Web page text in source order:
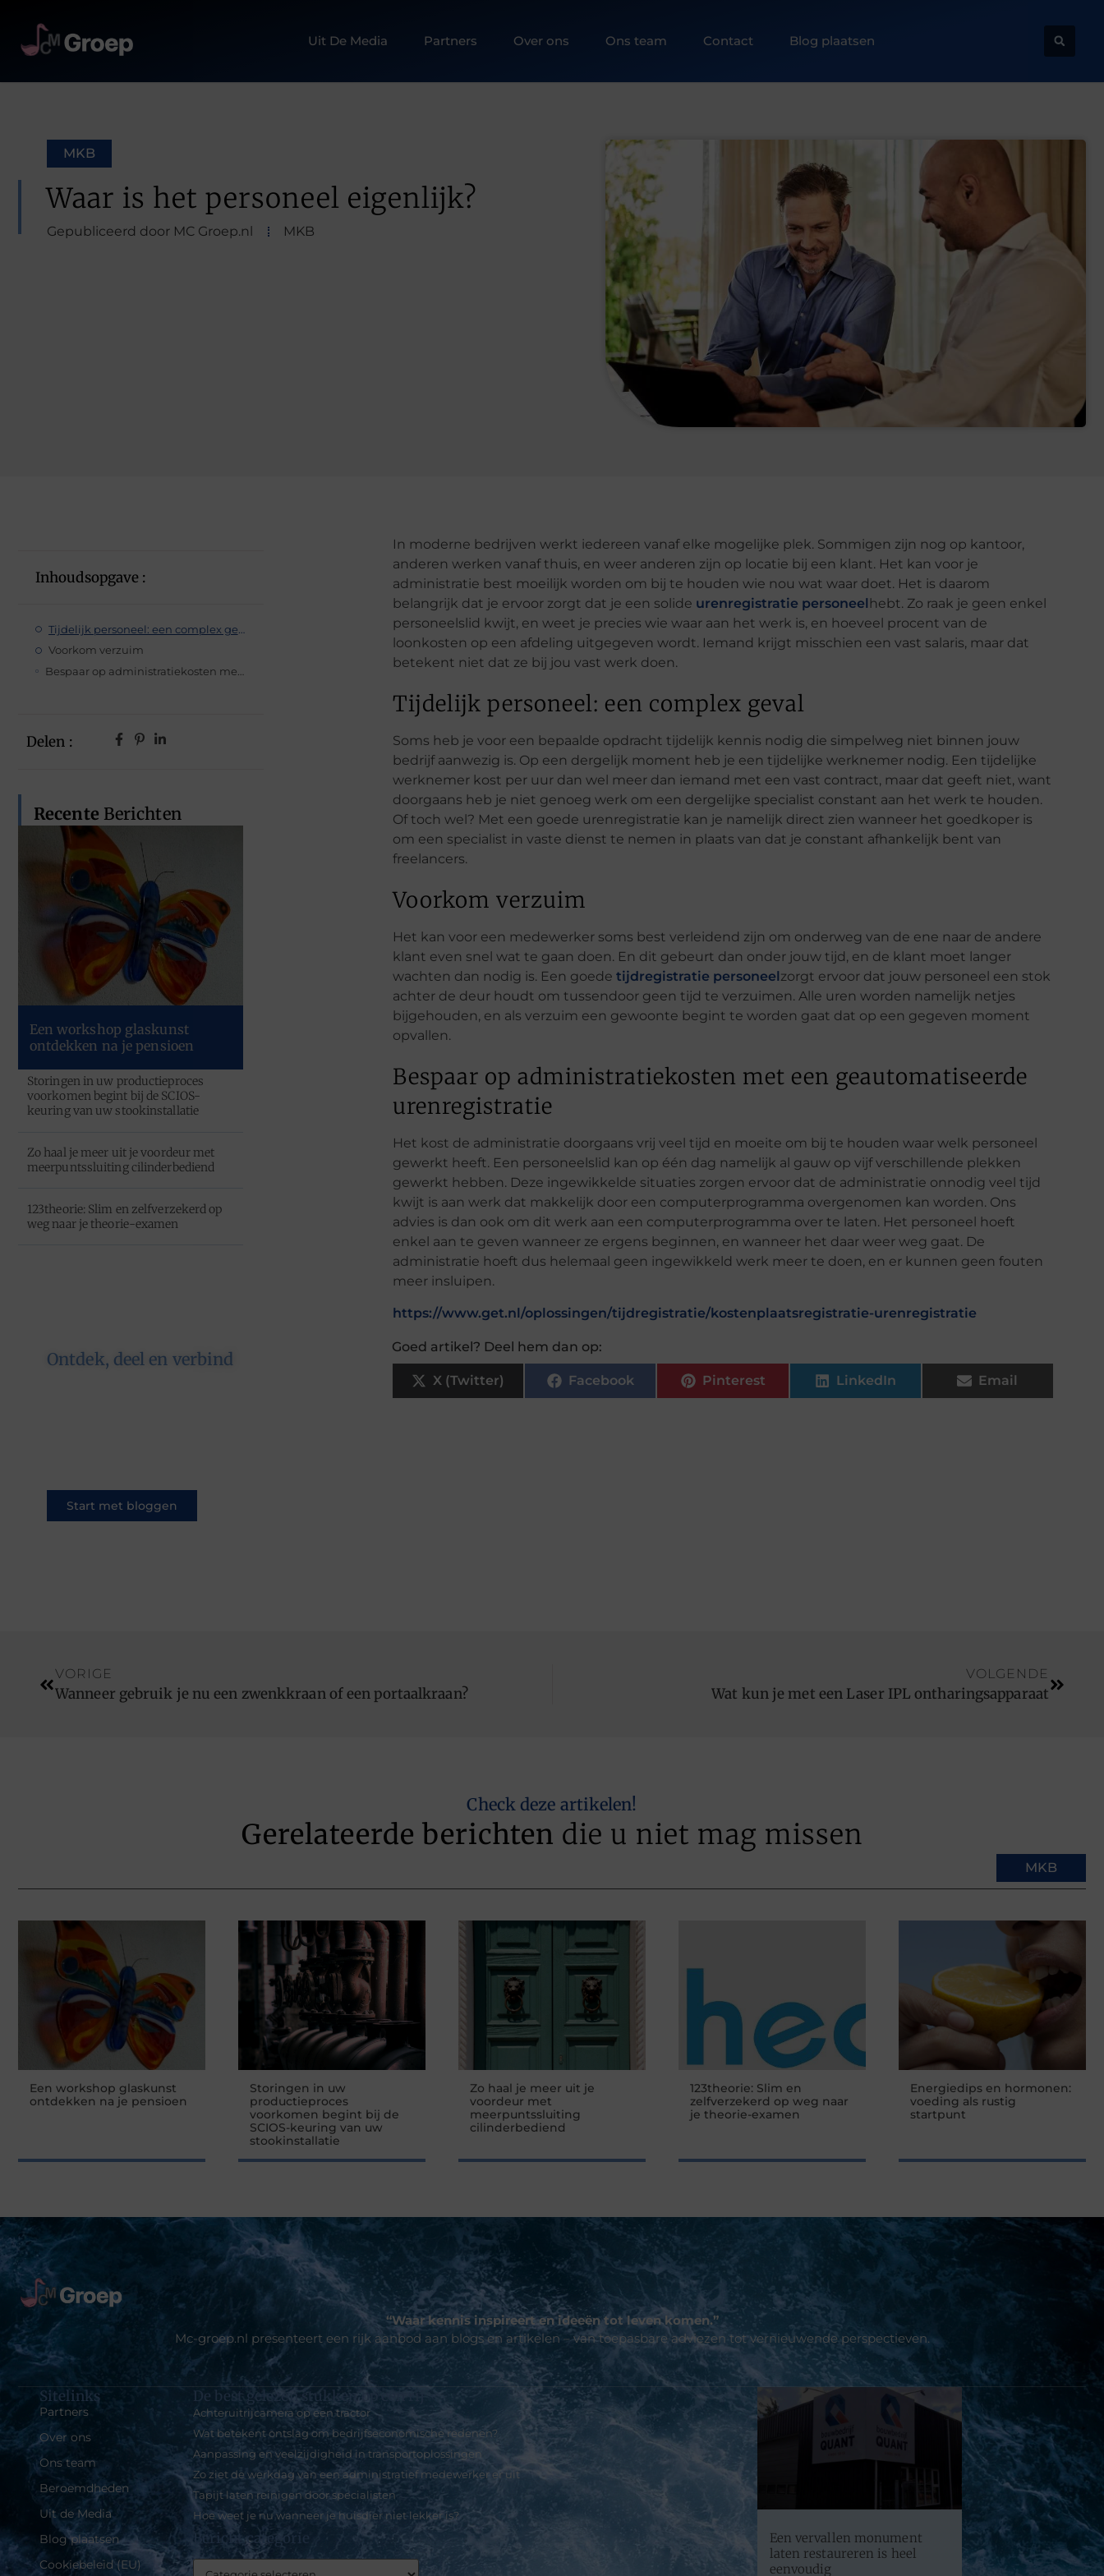
Uit De Media Partners Over ons Ons team Contact Blog plaatsen
MKB
Waar is het personeel eigenlijk?
Gepubliceerd door MC Groep.nl MKB
Inhoudsopgave :
Voorkom verzuim
Delen :
Recente Berichten
Een workshop glaskunst
ontdekken na je pensioen
Storingen in uw productieproces
voorkomen begint bij de SCIOS-
keuring van uw stookinstallatie
Zo haal je meer uit je voordeur met
meerpuntssluiting cilinderbediend
123theorie: Slim en zelfverzekerd op
weg naar je theorie-examen
Ontdek, deel en verbind
Start met bloggen
In moderne bedrijven werkt iedereen vanaf elke mogelijke plek. Sommigen zijn nog op kantoor,
anderen werken vanaf thuis, en weer anderen zijn op locatie bij een klant. Het kan voor je
administratie best moeilijk worden om bij te houden wie nou wat waar doet. Het is daarom
belangrijk dat je ervoor zorgt dat je een solide urenregistratie personeel hebt. Zo raak je geen enkel
personeelslid kwijt, en weet je precies wie waar aan het werk is, en hoeveel procent van de
loonkosten op een afdeling uitgegeven wordt. Iemand krijgt misschien een vast salaris, maar dat
betekent niet dat ze bij jou vast werk doen.
Tijdelijk personeel: een complex geval
Soms heb je voor een bepaalde opdracht tijdelijk kennis nodig die simpelweg niet binnen jouw
bedrijf aanwezig is. Op een dergelijk moment heb je een tijdelijke werknemer nodig. Een tijdelijke
werknemer kost per uur dan wel meer dan iemand met een vast contract, maar dat geeft niet, want
doorgaans heb je niet genoeg werk om een dergelijke specialist constant aan het werk te houden.
Of toch wel? Met een goede urenregistratie kan je namelijk direct zien wanneer het goedkoper is
om een specialist in vaste dienst te nemen in plaats van dat je constant afhankelijk bent van
freelancers.
Voorkom verzuim
Het kan voor een medewerker soms best verleidend zijn om onderweg van de ene naar de andere
klant even snel wat te gaan doen. En dit gebeurt dan onder jouw tijd, en de klant moet langer
wachten dan nodig is. Een goede tijdregistratie personeelzorgt ervoor dat jouw personeel een stok
achter de deur houdt om tussendoor geen tijd te verzuimen. Alle uren worden namelijk netjes
bijgehouden, en als verzuim een gewoonte begint te worden gaat dat op een gegeven moment
opvallen.
Bespaar op administratiekosten met een geautomatiseerde
urenregistratie
Het kost de administratie doorgaans vrij veel tijd en moeite om bij te houden waar welk personeel
gewerkt heeft. Een personeelslid kan op één dag namelijk al gauw op vijf verschillende plekken
gewerkt hebben. Deze ingewikkelde situaties zorgen ervoor dat de administratie onnodig veel tijd
kwijt is aan werk dat makkelijk door een computerprogramma overgenomen kan worden. Ons
advies is dan ook om dit werk aan een computerprogramma over te laten. Het personeel hoeft
enkel aan te geven wanneer ze ergens beginnen, en wanneer het daar weer weg gaat. De
administratie hoeft dus helemaal geen ingewikkeld werk meer te doen, en er kunnen geen fouten
meer insluipen.
https://www.get.nl/oplossingen/tijdregistratie/kostenplaatsregistratie-urenregistratie
Goed artikel? Deel hem dan op:
X (Twitter) Facebook Pinterest LinkedIn Email
VORIGE
Wanneer gebruik je nu een zwenkkraan of een portaalkraan?
VOLGENDE
Wat kun je met een Laser IPL ontharingsapparaat
Check deze artikelen!
Gerelateerde berichten die u niet mag missen
MKB
Een workshop glaskunst
ontdekken na je pensioen
Storingen in uw
productieproces
voorkomen begint bij de
SCIOS-keuring van uw
stookinstallatie
Zo haal je meer uit je
voordeur met
meerpuntssluiting
cilinderbediend
123theorie: Slim en
zelfverzekerd op weg naar
je theorie-examen
Energiedips en hormonen:
voeding als rustig
startpunt
“Waar kennis inspireert en ideeën tot leven komen.”
Mc-groep.nl presenteert een rijk aanbod aan blogs en artikelen – van toepasbare adviezen tot vernieuwende perspectieven.
Sitelinks
Partners
Over ons
Ons team
Beroemdheden
Uit de Media
Blog plaatsen
Cookiebeleid (EU)
De best gelezen stukken op een rij
Achteruitrijcamera op een tractor
Wat betekent ontslag om bedrijfseconomische redenen?
Aanpassing en veelzijdigheid in transportoplossingen
Zo ziet de werkdag van een administratief medewerker er uit
Tapijt laten reinigen door specialisten
Hoe weet je nu wanneer je huisdier niet lekker is?
Bericht categorie
Een vervallen monument
laten restaureren is heel
eenvoudig